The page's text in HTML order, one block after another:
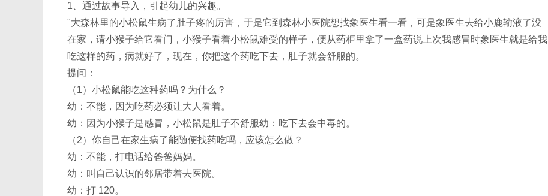
1、通过故事导入，引起幼儿的兴趣。
"大森林里的小松鼠生病了肚子疼的厉害，于是它到森林小医院想找象医生看一看，可是象医生去给小鹿输液了没
在家，请小猴子给它看门，小猴子看着小松鼠难受的样子，便从药柜里拿了一盒药说上次我感冒时象医生就是给我
吃这样的药，病就好了，现在，你把这个药吃下去，肚子就会舒服的。
提问：
（1）小松鼠能吃这种药吗？为什么？
幼：不能，因为吃药必须让大人看着。
幼：因为小猴子是感冒，小松鼠是肚子不舒服幼：吃下去会中毒的。
（2）你自己在家生病了能随便找药吃吗，应该怎么做？
幼：不能，打电话给爸爸妈妈。
幼：叫自己认识的邻居带着去医院。
幼：打 120。